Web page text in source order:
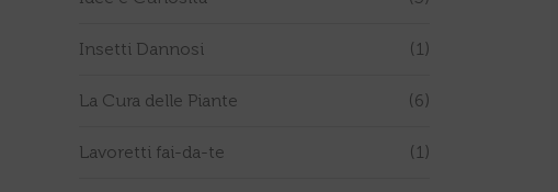
Insetti Dannosi (1)
La Cura delle Piante (6)
Lavoretti fai-da-te (1)